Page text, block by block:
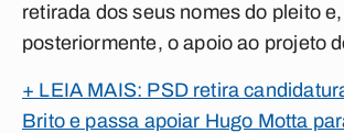
retirada dos seus nomes do pleito e,
posteriormente, o apoio ao projeto
+ LEIA MAIS: PSD retira
Brito e passa apoiar Hugo Motta